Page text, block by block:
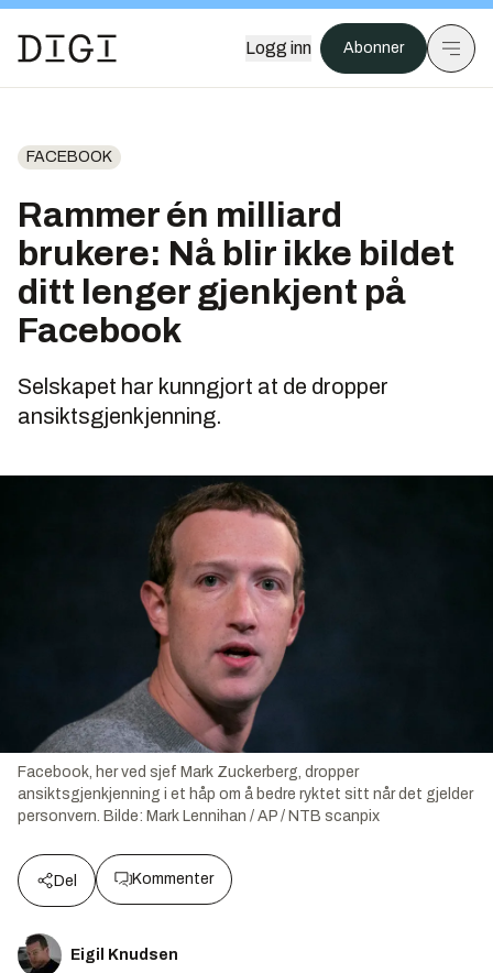
Logg inn Abonner
FACEBOOK
Rammer én milliard
brukere: Nå blir ikke bildet
ditt lenger gjenkjent på
Facebook
Selskapet har kunngjort at de dropper
ansiktsgjenkjenning.
Facebook, her ved sjef Mark Zuckerberg, dropper
ansiktsgjenkjenning i et håp om å bedre ryktet sitt når det gjelder
personvern. Bilde: Mark Lennihan / AP / NTB scanpix
Del Kommenter
Eigil Knudsen